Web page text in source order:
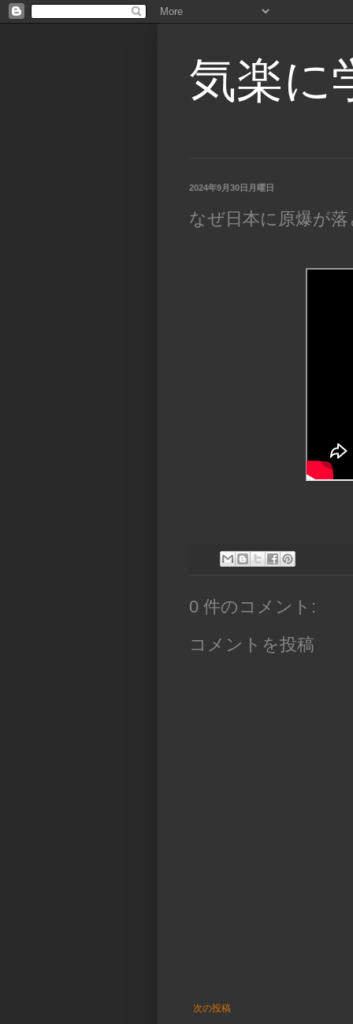
気楽に
2024年9月30日月曜日
なぜ日本に原爆が
0 件のコメント:
コメントを投稿
次の投稿